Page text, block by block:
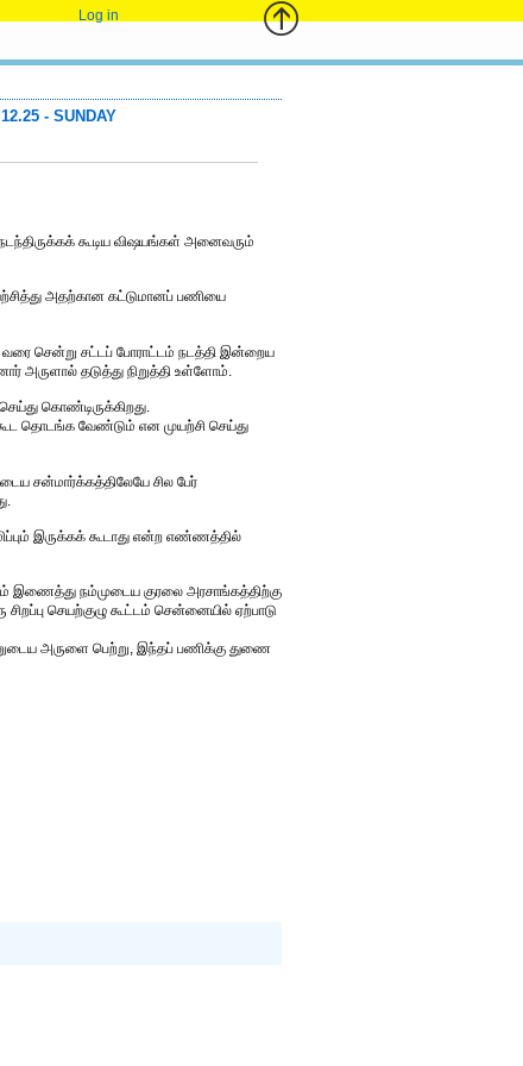
Log in
- SUNDAY
நடந்திருக்கக் கூடிய விஷயங்கள் அனைவரும்
அதற்கான கட்டுமானப் பணியை
வரை சென்று சட்டப் போராட்டம் நடத்தி இன்றைய
அருளால் தடுத்து நிறுத்தி உள்ளோம்.
கொண்டிருக்கிறது.
கூட தொடங்க வேண்டும் என முயற்சி செய்து
சன்மார்க்கத்திலேயே சில பேர்
இருக்கக் கூடாது என்ற எண்ணத்தில்
நம்முடைய குரலை அரசாங்கத்திற்கு
செயற்குழு கூட்டம் சென்னையில் ஏற்பாடு
அருளை பெற்று, இந்தப் பணிக்கு துணை